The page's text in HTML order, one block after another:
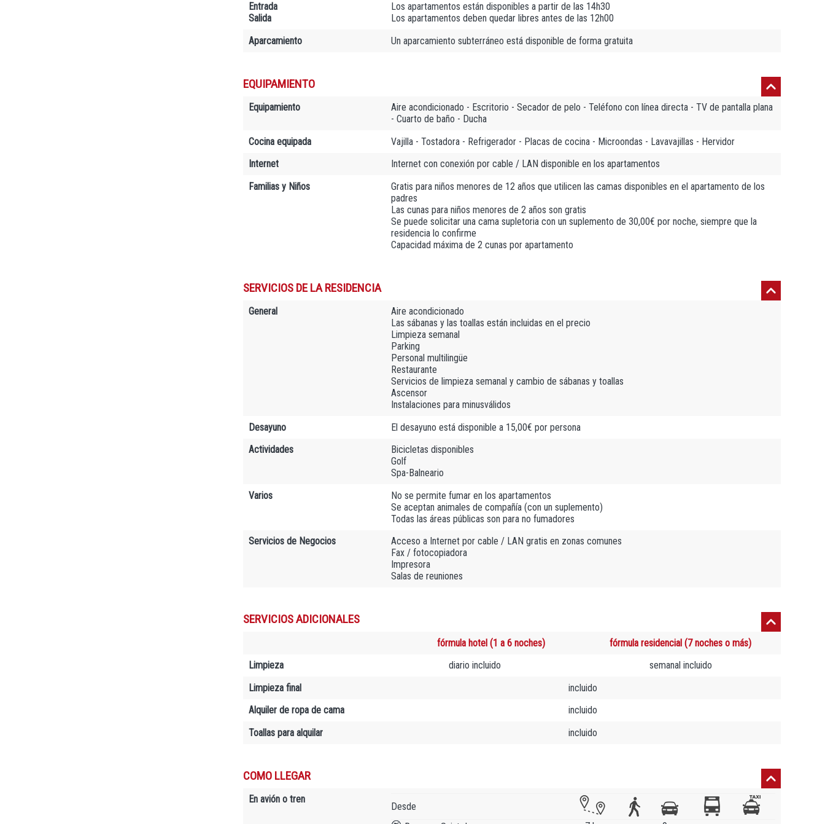
Entrada
Salida
Los apartamentos están disponibles a partir de las 14h30
Los apartamentos deben quedar libres antes de las 12h00
Aparcamiento
Un aparcamiento subterráneo está disponible de forma gratuita
EQUIPAMIENTO
Equipamiento
Aire acondicionado - Escritorio - Secador de pelo - Teléfono con línea directa - TV de pantalla plana
- Cuarto de baño - Ducha
Cocina equipada
Vajilla - Tostadora - Refrigerador - Placas de cocina - Microondas - Lavavajillas - Hervidor
Internet
Internet con conexión por cable / LAN disponible en los apartamentos
Familias y Niños
Gratis para niños menores de 12 años que utilicen las camas disponibles en el apartamento de los
padres
Las cunas para niños menores de 2 años son gratis
Se puede solicitar una cama supletoria con un suplemento de 30,00€ por noche, siempre que la
residencia lo confirme
Capacidad máxima de 2 cunas por apartamento
SERVICIOS DE LA RESIDENCIA
General
Aire acondicionado
Las sábanas y las toallas están incluidas en el precio
Limpieza semanal
Parking
Personal multilingüe
Restaurante
Servicios de limpieza semanal y cambio de sábanas y toallas
Ascensor
Instalaciones para minusválidos
Desayuno
El desayuno está disponible a 15,00€ por persona
Actividades
Bicicletas disponibles
Golf
Spa-Balneario
Varios
No se permite fumar en los apartamentos
Se aceptan animales de compañía (con un suplemento)
Todas las áreas públicas son para no fumadores
Servicios de Negocios
Acceso a Internet por cable / LAN gratis en zonas comunes
Fax / fotocopiadora
Impresora
Salas de reuniones
SERVICIOS ADICIONALES
fórmula residencial (7 noches o más)
fórmula hotel (1 a 6 noches)
Limpieza
semanal incluido
diario incluido
Limpieza final
incluido
Alquiler de ropa de cama
incluido
Toallas para alquilar
incluido
COMO LLEGAR
En avión o tren
Desde